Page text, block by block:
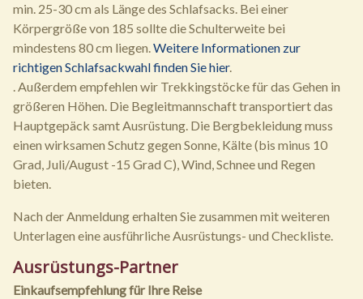
min. 25-30 cm als Länge des Schlafsacks. Bei einer
Körpergröße von 185 sollte die Schulterweite bei
mindestens 80 cm liegen.Weitere Informationen zur
richtigen Schlafsackwahl finden Sie hier.
. Außerdem empfehlen wir Trekkingstöcke für das Gehen in
größeren Höhen. Die Begleitmannschaft transportiert das
Hauptgepäck samt Ausrüstung. Die Bergbekleidung muss
einen wirksamen Schutz gegen Sonne, Kälte (bis minus 10
Grad, Juli/August -15 Grad C), Wind, Schnee und Regen
bieten.
Nach der Anmeldung erhalten Sie zusammen mit weiteren
Unterlagen eine ausführliche Ausrüstungs- und Checkliste.
Ausrüstungs-Partner
Einkaufsempfehlung für Ihre Reise